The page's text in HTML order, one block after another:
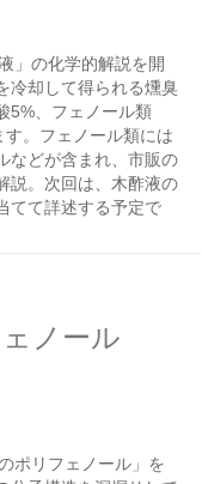
」の化学的解説を開
冷却して得られる燻臭
5%、フェノール類
。フェノール類には
などが含まれ、市販の
説。次回は、木酢液の
てて詳述する予定で
ノール
ポリフェノール」を